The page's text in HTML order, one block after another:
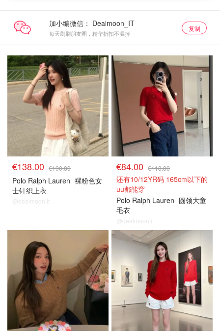
加小编微信：
每天刷刷朋友圈，精华折扣不漏掉
复制
€138.00 €190.80
Polo Ralph Lauren 裸粉色女
士针织上衣
@dealmoon.it
€84.00 €118.80
还有10/12YR码 165cm以下的
uu都能穿
Polo Ralph Lauren 圆领大童
毛衣
@dealmoon.it